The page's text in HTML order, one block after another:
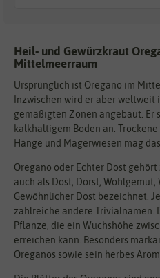
Heil- und Gewürzkraut
Mittelmeerraum
Ursprünglich ist Oregano im
Inzwischen wird er aber weltweit
gemäßigten Zonen angebaut. Er
kalkhaltigem Boden an.
Hänge und Magerwiesen mag
Oregano oder Echter Dost
auch als Dost, Dorst,
Gewöhnlicher Dost bezeichnet.
zahlreiche andere Trivialnamen.
Pflanze, die ein Wuchshöhe
erreichen kann. Besonders
Oreganos sowie sein herbes